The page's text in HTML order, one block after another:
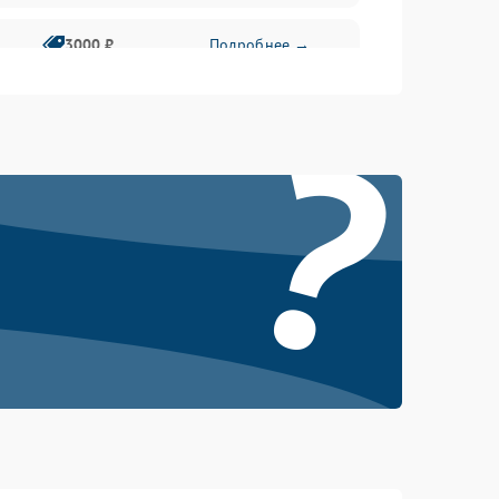
3000 ₽ Подробнее →
1000 ₽
Подробнее →
Подробнее →
?